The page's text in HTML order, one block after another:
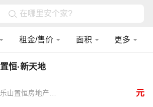
在哪里安个家?
租金/售价 面积 更多
置恒·新天地
乐山置恒房地产开发有限公司 元